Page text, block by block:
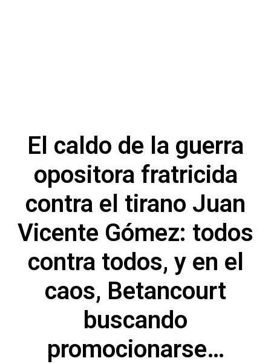
El caldo de la guerra
opositora fratricida
contra el tirano Juan
Vicente Gómez: todos
contra todos, y en el
caos, Betancourt
buscando
promocionarse…